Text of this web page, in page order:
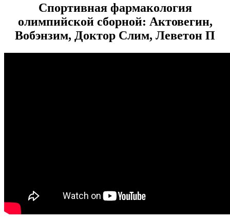
Спортивная фармакология
олимпийской сборной: Актовегин,
Вобэнзим, Доктор Слим, Леветон П